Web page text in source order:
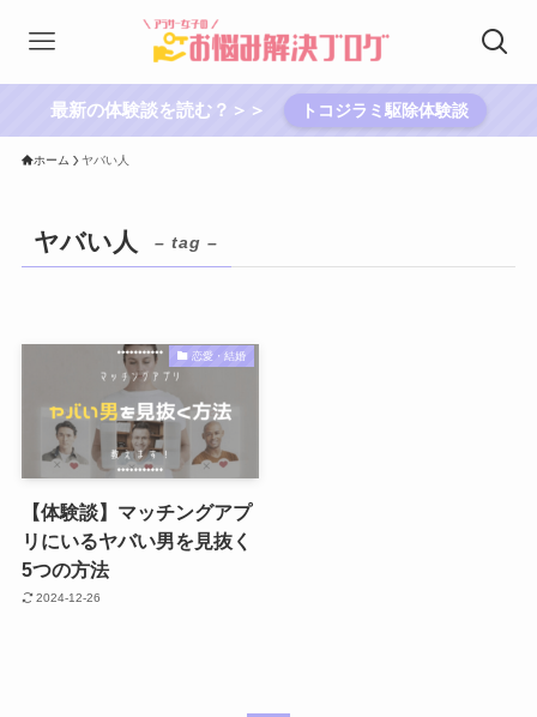
最新の体験談を読む？＞＞ トコジラミ駆除体験談
ホーム ヤバい人
ヤバい人 – tag –
恋愛・結婚
【体験談】マッチングアプ
リにいるヤバい男を見抜く
5つの方法
2024-12-26